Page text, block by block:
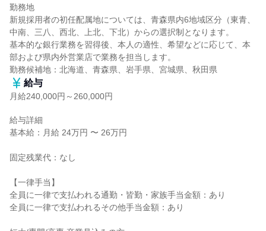
勤務地
新規採用者の初任配属地については、青森県内6地域区分（東青、
中南、三八、西北、上北、下北）からの選択制となります。
基本的な銀行業務を習得後、本人の適性、希望などに応じて、本
部および県内外営業店で業務を担当します。
勤務候補地：北海道、青森県、岩手県、宮城県、秋田県
給与
月給240,000円～260,000円
給与詳細
基本給：月給 24万円 〜 26万円
固定残業代：なし
【一律手当】
全員に一律で支払われる通勤・皆勤・家族手当金額：あり
全員に一律で支払われるその他手当金額：あり